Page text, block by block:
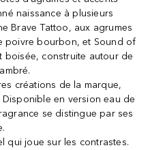
naissance à plusieurs
Brave Tattoo, aux agrumes
poivre bourbon, et Sound of
boisée, construite autour de
créations de la marque,
en version eau de
se distingue par ses
qui joue sur les contrastes.